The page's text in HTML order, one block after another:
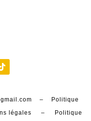
–
Politique
légales – Politique